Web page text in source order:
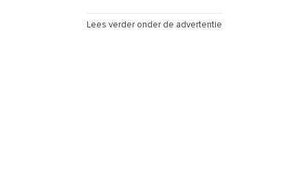
Lees verder onder de advertentie